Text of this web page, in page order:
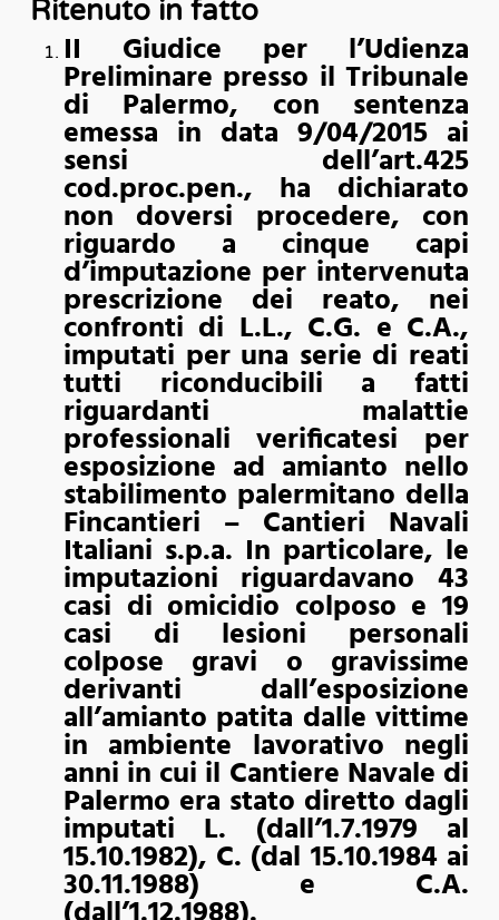
Ritenuto in fatto
II Giudice per l’Udienza
Preliminare presso il Tribunale
di Palermo, con sentenza
emessa in data 9/04/2015 ai
sensi dell’art.425
cod.proc.pen., ha dichiarato
non doversi procedere, con
riguardo a cinque capi
d’imputazione per intervenuta
prescrizione dei reato, nei
confronti di L.L., C.G. e C.A.,
imputati per una serie di reati
tutti riconducibili a fatti
riguardanti malattie
professionali verificatesi per
esposizione ad amianto nello
stabilimento palermitano della
Fincantieri – Cantieri Navali
Italiani s.p.a. In particolare, le
imputazioni riguardavano 43
casi di omicidio colposo e 19
casi di lesioni personali
colpose gravi o gravissime
derivanti dall’esposizione
all’amianto patita dalle vittime
in ambiente lavorativo negli
anni in cui il Cantiere Navale di
Palermo era stato diretto dagli
imputati L. (dall’1.7.1979 al
15.10.1982), C. (dal 15.10.1984 ai
30.11.1988) e C.A.